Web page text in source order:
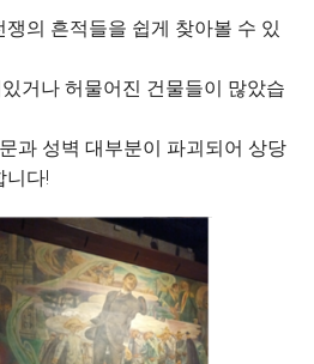
의 흔적들을 쉽게 찾아볼 수 있
거나 허물어진 건물들이 많았습
과 성벽 대부분이 파괴되어 상당
니다!